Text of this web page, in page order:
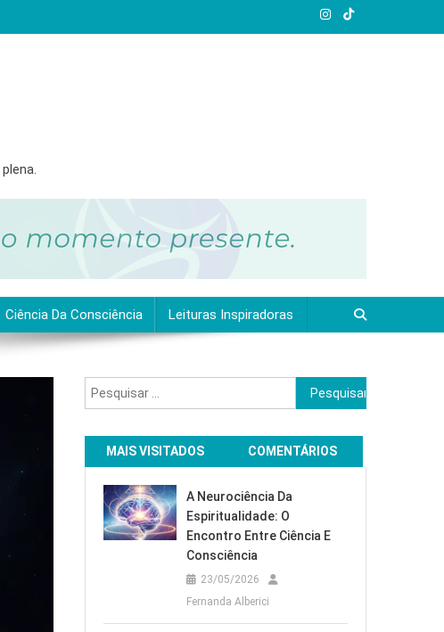
Ciência Da Consciência Leituras Inspiradoras
Pesquisar
por:
MAIS VISITADOS COMENTÁRIOS
A Neurociência Da
Espiritualidade: O
Encontro Entre Ciência E
Consciência
23/05/2026
Fernanda Alberici